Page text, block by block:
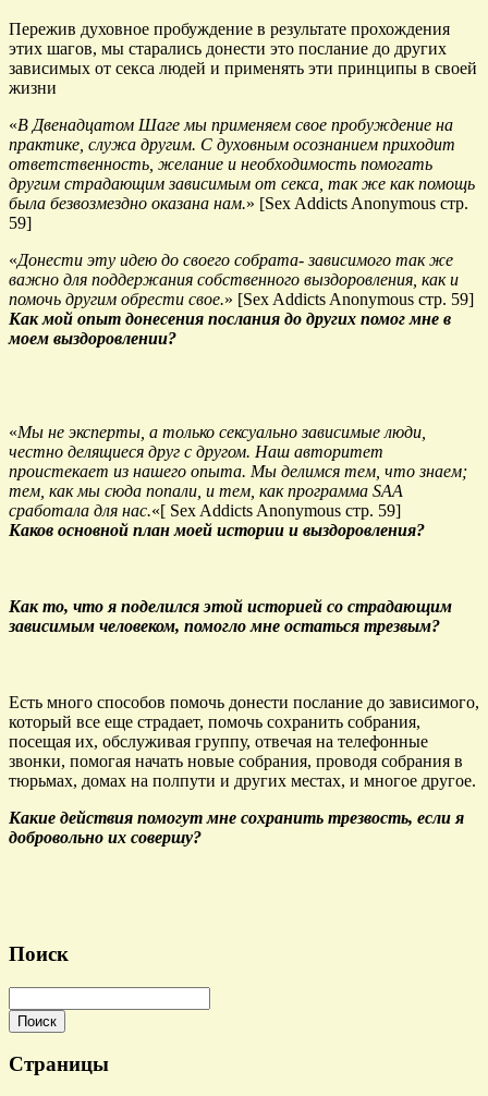
Пережив духовное пробуждение в результате прохождения
этих шагов, мы старались донести это послание до других
зависимых от секса людей и применять эти принципы в своей
жизни
«В Двенадцатом Шаге мы применяем свое пробуждение на
практике, служа другим. С духовным осознанием приходит
ответственность, желание и необходимость помогать
другим страдающим зависимым от секса, так же как помощь
была безвозмездно оказана нам.» [Sex Addicts Anonymous стр.
59]
«Донести эту идею до своего собрата- зависимого так же
важно для поддержания собственного выздоровления, как и
помочь другим обрести свое.» [Sex Addicts Anonymous стр. 59]
Как мой опыт донесения послания до других помог мне в
моем выздоровлении?
«Мы не эксперты, а только сексуально зависимые люди,
честно делящиеся друг с другом. Наш авторитет
проистекает из нашего опыта. Мы делимся тем, что знаем;
тем, как мы сюда попали, и тем, как программа SAA
сработала для нас.«[ Sex Addicts Anonymous стр. 59]
Каков основной план моей истории и выздоровления?
Как то, что я поделился этой историей со страдающим
зависимым человеком, помогло мне остаться трезвым?
Есть много способов помочь донести послание до зависимого,
который все еще страдает, помочь сохранить собрания,
посещая их, обслуживая группу, отвечая на телефонные
звонки, помогая начать новые собрания, проводя собрания в
тюрьмах, домах на полпути и других местах, и многое другое.
Какие действия помогут мне сохранить трезвость, если я
добровольно их совершу?
Поиск
Поиск
поиск
Страницы